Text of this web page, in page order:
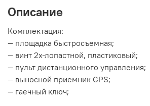
Описание
Комплектация:
— площадка быстросъемная;
— винт 2х-лопастной, пластиковый;
— пульт дистанционного управления;
— выносной приемник GPS;
— гаечный ключ;